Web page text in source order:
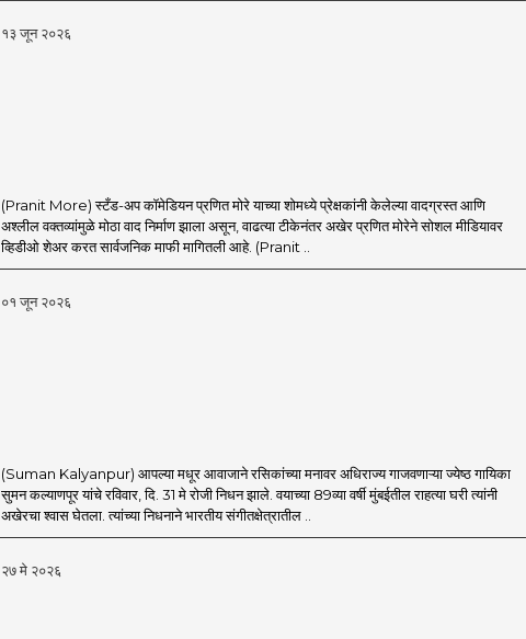
१३ जून २०२६
(Pranit More) स्टँड-अप कॉमेडियन प्रणित मोरे याच्या शोमध्ये प्रेक्षकांनी केलेल्या वादग्रस्त आणि
अश्लील वक्तव्यांमुळे मोठा वाद निर्माण झाला असून, वाढत्या टीकेनंतर अखेर प्रणित मोरेने सोशल मीडियावर
व्हिडीओ शेअर करत सार्वजनिक माफी मागितली आहे. (Pranit ..
०१ जून २०२६
(Suman Kalyanpur) आपल्या मधूर आवाजाने रसिकांच्या मनावर अधिराज्य गाजवणाऱ्या ज्येष्ठ गायिका
सुमन कल्याणपूर यांचे रविवार, दि. 31 मे रोजी निधन झाले. वयाच्या 89व्या वर्षी मुंबईतील राहत्या घरी त्यांनी
अखेरचा श्वास घेतला. त्यांच्या निधनाने भारतीय संगीतक्षेत्रातील ..
२७ मे २०२६